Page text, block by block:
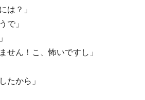
は？」
で」
せん！こ、怖いですし」
たから」